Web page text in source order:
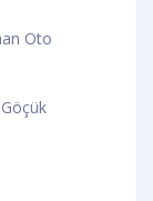
Oto